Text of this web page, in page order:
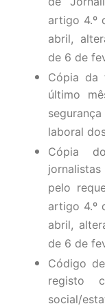
artigo 4.º
abril,
de 6 de
Cópia da
último
laboral
Cópia
pelo
artigo 4.º
abril,
de 6 de
Código
registo
social/